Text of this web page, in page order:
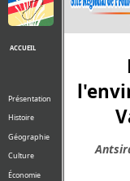
ACCUEIL
Présentation
Histoire
Géographie
Culture
Économie